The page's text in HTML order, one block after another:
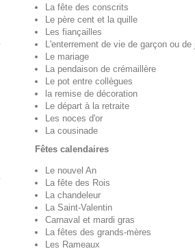
La fête des conscrits
Le père cent et la quille
Les fiançailles
L'enterrement de vie de garçon ou de
Le mariage
La pendaison de crémaillère
Le pot entre collègues
la remise de décoration
Le départ à la retraite
Les noces d'or
La cousinade
Fêtes calendaires
Le nouvel An
La fête des Rois
La chandeleur
La Saint-Valentin
Carnaval et mardi gras
La fêtes des grands-mères
Les Rameaux